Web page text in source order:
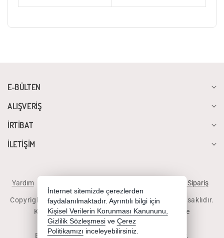
E-BÜLTEN
ALIŞVERİŞ
İRTİBAT
İLETİŞİM
Yardım Telefonla Sipariş
Copyright 2026 diyalogbilgisayar.com - Tüm hakları saklıdır.
Kredi kartı bilgileriniz 256bit SSL sertifikası ile
korunmaktadır.
Bu site AKINSOFT E-Ticaret ile hazırlanmıştır.
İnternet sitemizde çerezlerden
faydalanılmaktadır. Ayrıntılı bilgi için
Kişisel Verilerin Korunması Kanununu,
Gizlilik Sözleşmesi ve Çerez
Politikamızı inceleyebilirsiniz.